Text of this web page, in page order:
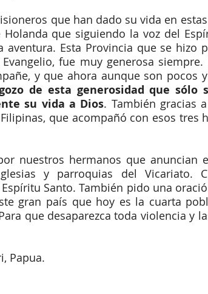
que han dado su vida en
que siguiendo la voz del
Esta Provincia que se hizo
fue muy generosa siempre.
y que ahora aunque son pocos
de esta generosidad que sólo
su vida a Dios. También gracias
que acompañó con esos tres
nuestros hermanos que anuncian
y parroquias del Vicariato.
Santo. También pido una
gran país que hoy es la cuarta
que desaparezca toda violencia y
Papua.